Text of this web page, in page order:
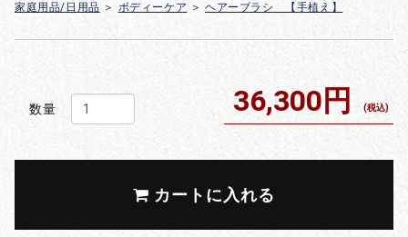
家庭用品/日用品 ＞ ボディーケア ＞ ヘアーブラシ 【手植え】
数量 36,300円 (税込)
カートに入れる